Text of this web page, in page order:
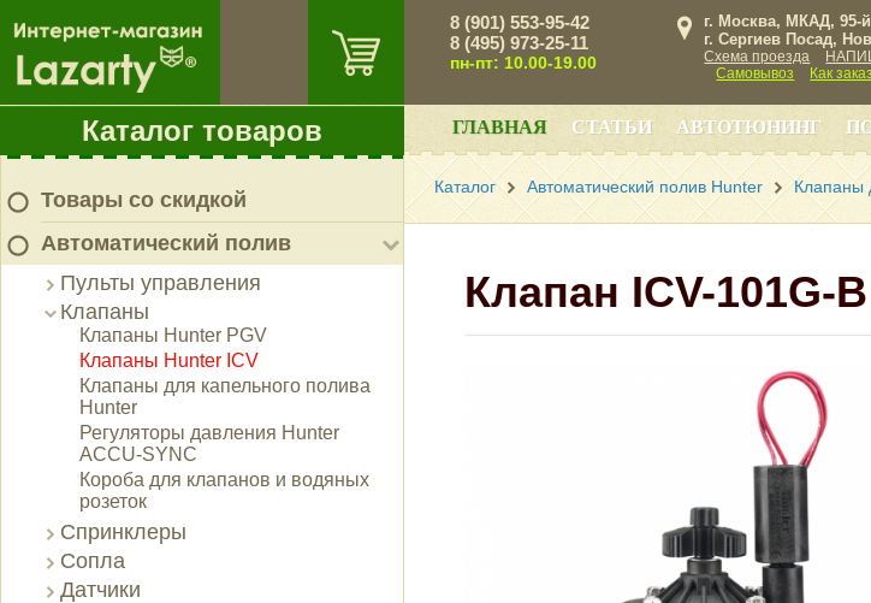
Каталог товаров
Товары со скидкой
Автоматический полив
Пульты управления
Клапаны
Клапаны Hunter PGV
Клапаны Hunter ICV
Клапаны для капельного полива
Hunter
Регуляторы давления Hunter
ACCU-SYNC
Короба для клапанов и водяных
розеток
Спринклеры
Сопла
Датчики
8 (901) 553-95-42
8 (495) 973-25-11
пн-пт: 10.00-19.00
г. Москва, МКАД, 95-
г. Сергиев Посад,
Схема проезда
Самовывоз
Как
ГЛАВНАЯ СТАТЬИ АВТОТЮНИНГ
Каталог Автоматический полив Hunter Клапаны
Клапан ICV-101G-